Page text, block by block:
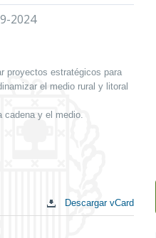
2024
proyectos estratégicos para
el medio rural y litoral
cadena y el medio.
Descargar vCard